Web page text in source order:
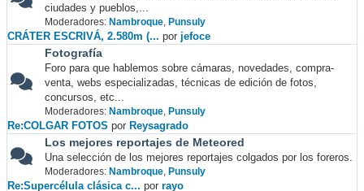
ciudades y pueblos,...
Moderadores: Nambroque, Punsuly
CRÁTER ESCRIVÁ, 2.580m (... por jefoce
Fotografía
Foro para que hablemos sobre cámaras, novedades, compra-
venta, webs especializadas, técnicas de edición de fotos,
concursos, etc...
Moderadores: Nambroque, Punsuly
Re:COLGAR FOTOS por Reysagrado
Los mejores reportajes de Meteored
Una selección de los mejores reportajes colgados por los foreros.
Moderadores: Nambroque, Punsuly
Re:Supercélula clásica c... por rayo